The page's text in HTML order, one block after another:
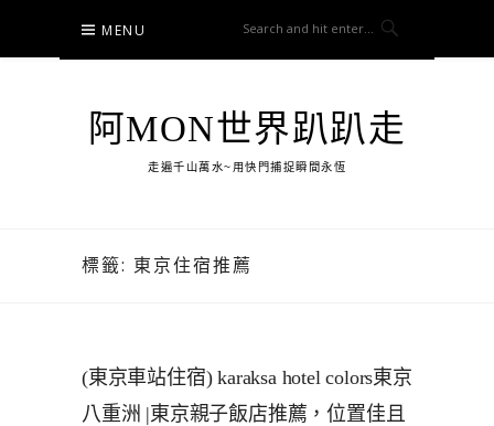
content
MENU
阿MON世界趴趴走
走遍千山萬水~用快門捕捉瞬間永恆
標籤: 東京住宿推薦
(東京車站住宿) karaksa hotel colors東京
八重洲 |東京親子飯店推薦，位置佳且